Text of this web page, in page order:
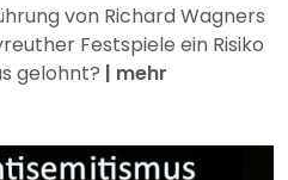
von Richard Wagners
Festspiele ein Risiko
gelohnt? | mehr